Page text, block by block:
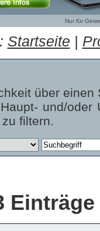
Nur für
Startseite |
über
und/
filtern.